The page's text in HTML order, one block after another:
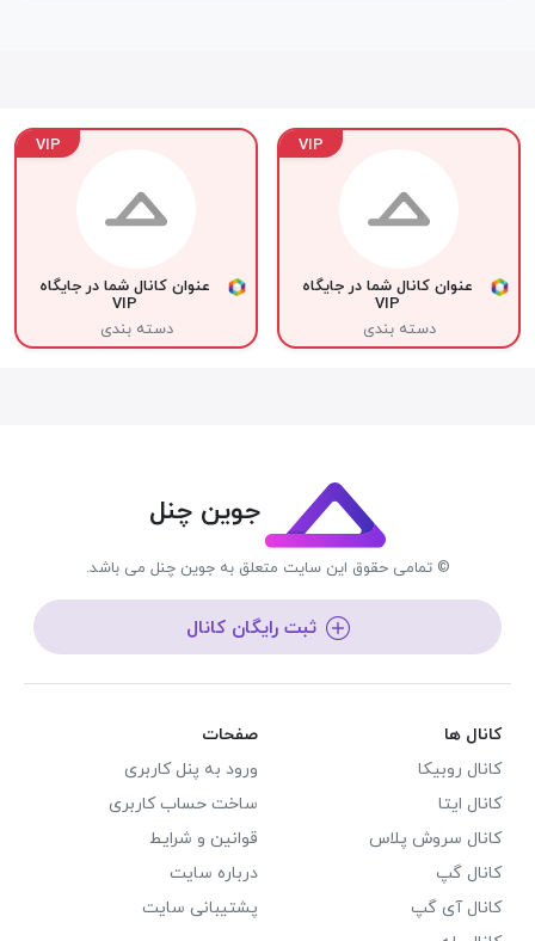
VIP
عنوان کانال شما در جایگاه
VIP
دسته بندی
VIP
عنوان کانال شما در جایگاه
VIP
دسته بندی
جوین چنل
© تمامی حقوق این سایت متعلق به جوین چنل می باشد.
ثبت رایگان کانال
کانال ها
کانال روبیکا
کانال ایتا
کانال سروش پلاس
کانال گپ
کانال آی گپ
صفحات
ورود به پنل کاربری
ساخت حساب کاربری
قوانین و شرایط
درباره سایت
پشتیبانی سایت